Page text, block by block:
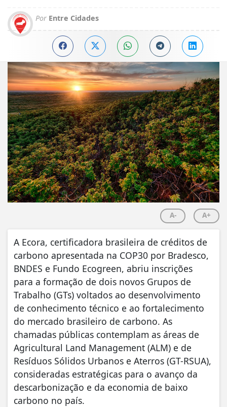
Por Entre Cidades
A- A+
A Ecora, certificadora brasileira de créditos de
carbono apresentada na COP30 por Bradesco,
BNDES e Fundo Ecogreen, abriu inscrições
para a formação de dois novos Grupos de
Trabalho (GTs) voltados ao desenvolvimento
de conhecimento técnico e ao fortalecimento
do mercado brasileiro de carbono. As
chamadas públicas contemplam as áreas de
Agricultural Land Management (ALM) e de
Resíduos Sólidos Urbanos e Aterros (GT-RSUA),
consideradas estratégicas para o avanço da
descarbonização e da economia de baixo
carbono no país.